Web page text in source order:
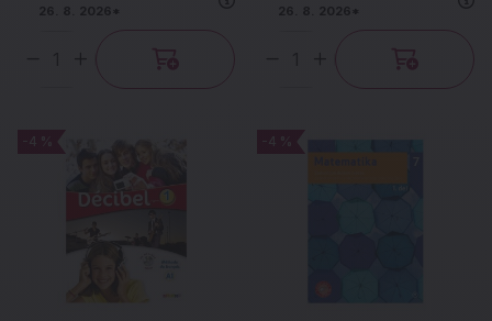
26. 8. 2026*
Količina
26. 8. 2026*
Količina
-4 %
-4 % -4 %
-4 %